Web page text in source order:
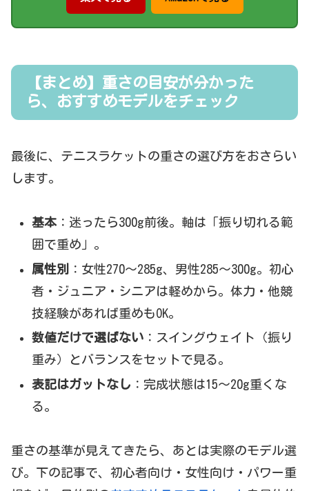
【まとめ】重さの目安が分かった
ら、おすすめモデルをチェック
最後に、テニスラケットの重さの選び方をおさらい
します。
基本：迷ったら300g前後。軸は「振り切れる範
囲で重め」。
属性別
：女性270〜285g、男性285〜300g。初心
者・ジュニア・シニアは軽めから。体力・他競
技経験があれば重めもOK。
数値だけで選ばない：スイングウェイト（振り
重み）とバランスをセットで見る。
表記はガットなし ：完成状態は15〜20g重くな
る。
重さの基準が見えてきたら、あとは実際のモデル選
び。下の記事で、初心者向け・女性向け・パワー重